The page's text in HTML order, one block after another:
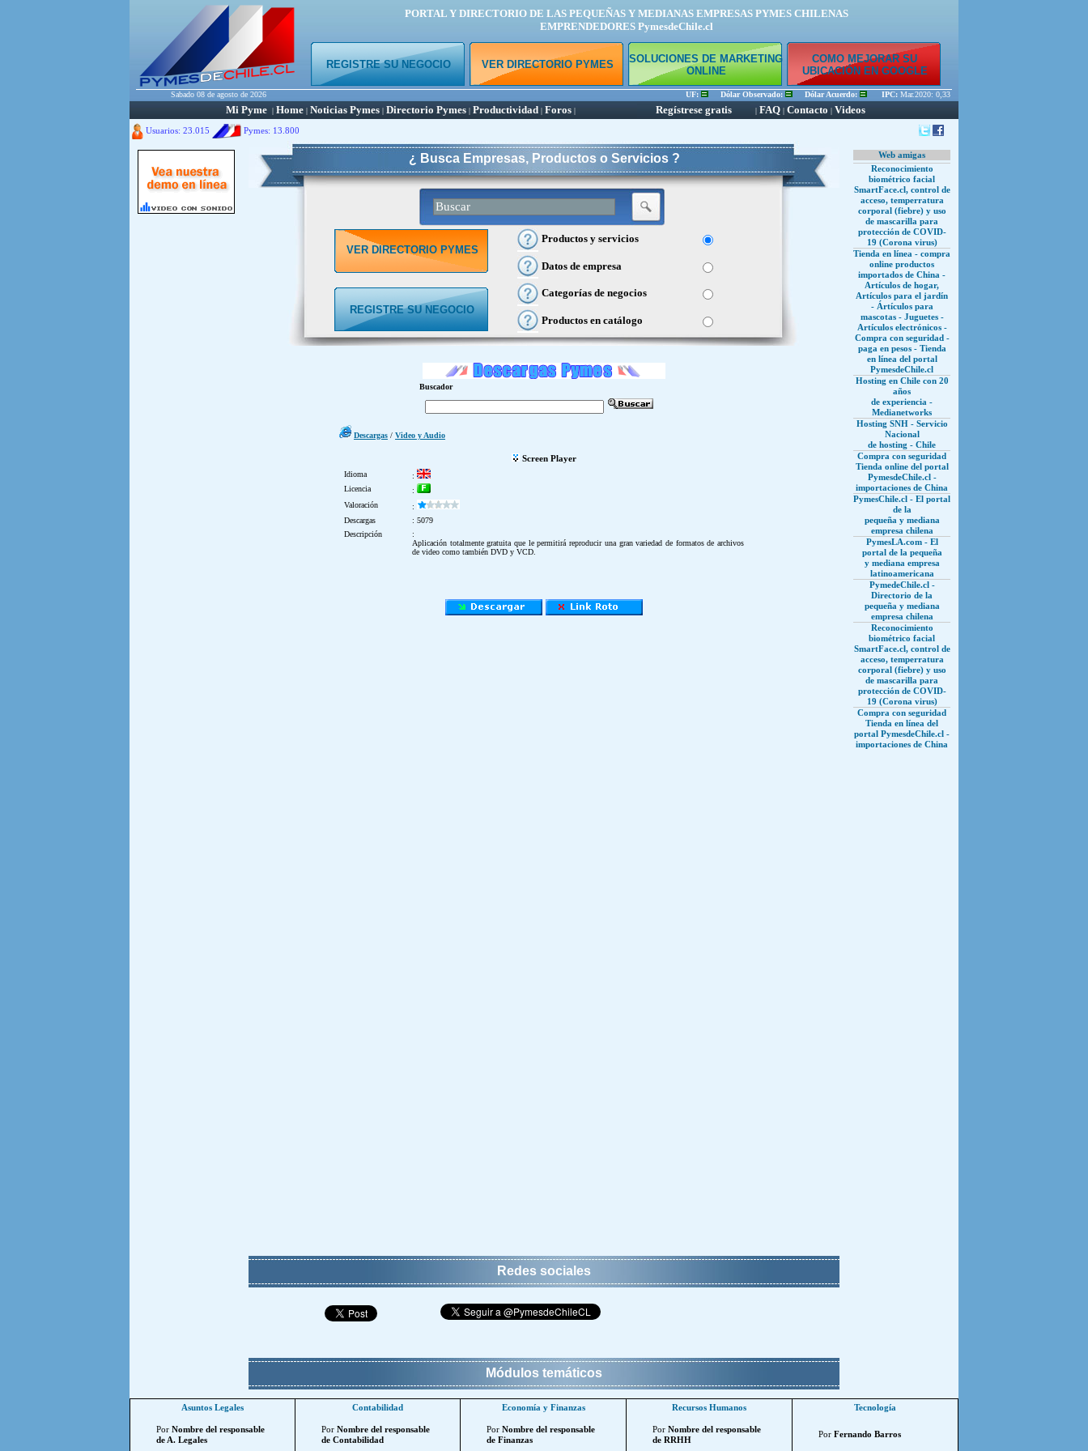
PORTAL Y DIRECTORIO DE LAS PEQUEÑAS Y MEDIANAS EMPRESAS PYMES CHILENAS
EMPRENDEDORES PymesdeChile.cl
REGISTRE SU NEGOCIO VER DIRECTORIO PYMES
SOLUCIONES DE MARKETING
ONLINE
COMO MEJORAR SU
UBICACIÓN EN GOOGLE
Sabado 08 de agosto de 2026 UF: Dólar Observado: Dólar Acuerdo: IPC:Mar.2020: 0,33 % Feb.2020: 0,45 % Ene.2020: 0,56
Mi Pyme | Home | Noticias Pymes | Directorio Pymes | Productividad | Foros | Regístrese gratis | FAQ | Contacto | Videos
Usuarios: 23.015 Pymes: 13.800
¿ Busca Empresas, Productos o Servicios ?
VER DIRECTORIO PYMES
REGISTRE SU NEGOCIO
Productos y servicios
Datos de empresa
Categorías de negocios
Productos en catálogo
Buscador
Descargas / Video y Audio
Screen Player
Idioma
:
Licencia
:
Valoración
:
Descargas
: 5079
Descripción
:
Aplicación totalmente gratuita que le permitirá reproducir una gran variedad de formatos de archivos
de video como también DVD y VCD.
Web amigas
Reconocimiento
biométrico facial
SmartFace.cl, control de
acceso, temperratura
corporal (fiebre) y uso
de mascarilla para
protección de COVID-
19 (Corona virus)
Tienda en línea - compra
online productos
importados de China -
Artículos de hogar,
Artículos para el jardín
- Ártículos para
mascotas - Juguetes -
Artículos electrónicos -
Compra con seguridad -
paga en pesos - Tienda
en línea del portal
PymesdeChile.cl
Hosting en Chile con 20
años
de experiencia -
Medianetworks
Hosting SNH - Servicio
Nacional
de hosting - Chile
Compra con seguridad
Tienda online del portal
PymesdeChile.cl -
importaciones de China
PymesChile.cl - El portal
de la
pequeña y mediana
empresa chilena
PymesLA.com - El
portal de la pequeña
y mediana empresa
latinoamericana
PymedeChile.cl -
Directorio de la
pequeña y mediana
empresa chilena
Reconocimiento
biométrico facial
SmartFace.cl, control de
acceso, temperratura
corporal (fiebre) y uso
de mascarilla para
protección de COVID-
19 (Corona virus)
Compra con seguridad
Tienda en línea del
portal PymesdeChile.cl -
importaciones de China
Redes sociales
Módulos temáticos
Asuntos Legales
Por Nombre del responsable
de A. Legales
Contabilidad
Por Nombre del responsable
de Contabilidad
Economía y Finanzas
Por Nombre del responsable
de Finanzas
Recursos Humanos
Por Nombre del responsable
de RRHH
Tecnología
Por Fernando Barros